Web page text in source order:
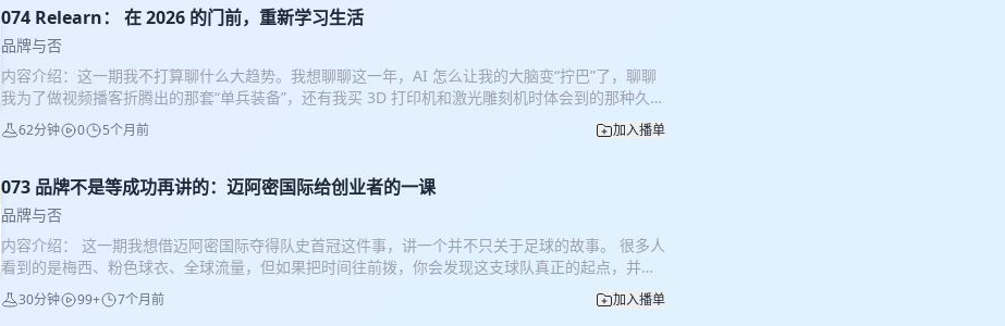
发现自己现在做选题总想先问问 AI，这种依赖感反而削弱了我原本的创意直觉 。 09:43 忧虑：当
AI 能提供所有“标准答案”，乙方的路在哪？ 如果乙方还只是靠原来的知识库卖方案，未来基本没活
路，因为会提问的甲方在 AI 那里能得到同样系统的解决办法 。 13:59 品牌人成长：别谈理论，先
花钱去消费、去体验 AI 替代不了你的感性体验，成为品牌人最直接的投资就是去购买、去拥有，那
是你最真实的实战经验累积 。 19:08 修养与趋势：一个连袜子都穿不体面的人，做不好品牌 品牌
人要行走江湖，得自己先相信品牌能让生活更好；而对于当下的乙方市场，我劝大家没必要非走这
条“夕阳路” 。 23:01 我的视频播客工作流：一个人，两台手机也能搞定 分享我一个人完成双机位录
销建议：视频播客比音频更能让用户产生信任感 企业做播客，视频化的形式更有利于展现细节；同
时聊聊我对拓竹 3D 打印等深圳“硬核玩具”民用化的看好 。 33:28 消除恐慌：用 Obsidian 记录那
Obsidian 里，建立自己的外挂大脑 。 37:49 家具行话：为什么卖盗版的流量反而比原创好？ 这季
度我打算深挖家具行业，想不通为什么平台在鼓吹佛山采购、推假货流量，而让原创设计活得这么
累 。 42:35 创造的快感：从堵门上的窟窿到对经典创意的反思 用 3D 打印机解决生活小需求带来的
074 Relearn： 在 2026 的门前，重新学习生活
品牌与否
内容介绍：这一期我不打算聊什么大趋势。我想聊聊这一年，AI 怎么让我的大脑变“拧巴”了，聊聊
我为了做视频播客折腾出的那套“单兵装备”，还有我买 3D 打印机和激光雕刻机时体会到的那种久违
的创造快感。其实品牌做到底，就是会生活、懂拒绝、不盲目追求规模。如果你也是那个在 AI 浪潮
里感到被禁锢，或者在乙方路途上犹豫的人，来听听我这一年的碎片思考，没准儿能拼出你自己的
自己现在做选题总想先问问 AI，这种依赖感反而削弱了我原本的创意直觉 。09:43 忧虑：当 AI 能
提供所有“标准答案”，乙方的路在哪？如果乙方还只是靠原来的知识库卖方案，未来基本没活路，
因为会提问的甲方在 AI 那里能得到同样系统的解决办法 。13:59 品牌人成长：别谈理论，先花钱
去消费、去体验AI 替代不了你的感性体验，成为品牌人最直接的投资就是去购买、去拥有，那是你
最真实的实战经验累积 。19:08 修养与趋势：一个连袜子都穿不体面的人，做不好品牌品牌人要行
走江湖，得自己先相信品牌能让生活更好；而对于当下的乙方市场，我劝大家没必要非走这条“夕阳
路” 。23:01 我的视频播客工作流：一个人，两台手机也能搞定分享我一个人完成双机位录制的经
62分钟 0 5个月前 加入播单
073 品牌不是等成功再讲的：迈阿密国际给创业者的一课
品牌与否
内容介绍： 这一期我想借迈阿密国际夺得队史首冠这件事，讲一个并不只关于足球的故事。 很多人
看到的是梅西、粉色球衣、全球流量，但如果把时间往前拨，你会发现这支球队真正的起点，并不
在 2023 年，而是在 2007 年——贝克汉姆加盟洛杉矶银河的那份“看起来没人当回事”的合同里。
这期节目，我尝试用创业者和品牌视角，完整拆解迈阿密国际从无到有的过程： 为什么选择迈阿
30分钟 99+ 7个月前 加入播单